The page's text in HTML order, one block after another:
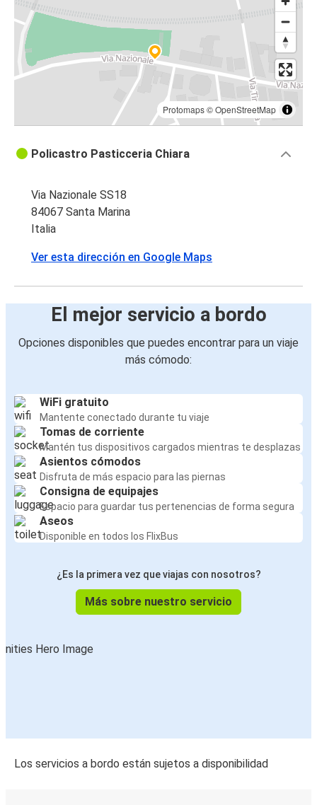
Protomaps©OpenStreetMap
Policastro Pasticceria Chiara
Via Nazionale SS18
84067 Santa Marina
Italia
Ver esta dirección en Google Maps
El mejor servicio a bordo
Opciones disponibles que puedes encontrar para un viaje
más cómodo:
WiFi gratuito
Mantente conectado durante tu viaje
Tomas de corriente
Mantén tus dispositivos cargados mientras te desplazas
Asientos cómodos
Disfruta de más espacio para las piernas
Consigna de equipajes
Espacio para guardar tus pertenencias de forma segura
Aseos
Disponible en todos los FlixBus
¿Es la primera vez que viajas con nosotros?
Más sobre nuestro servicio
Los servicios a bordo están sujetos a disponibilidad